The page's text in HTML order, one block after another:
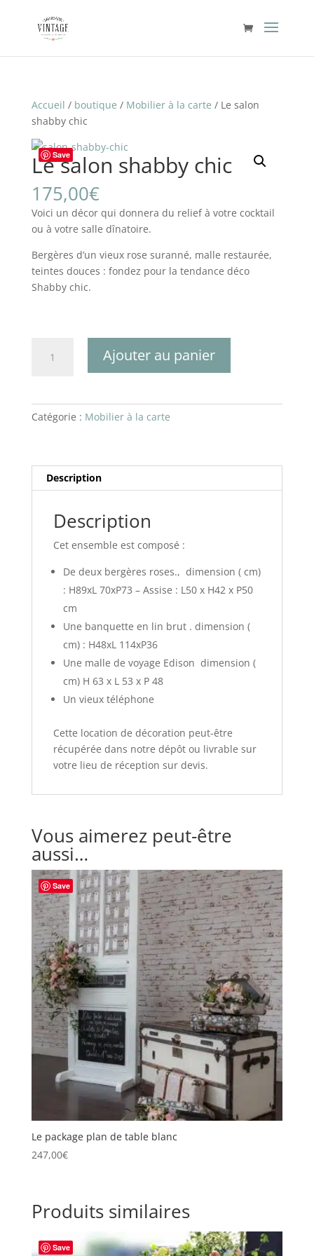
Accueil / boutique / Mobilier à la carte / Le salon
shabby chic
Save
Le salon shabby chic
175,00€
Voici un décor qui donnera du relief à votre cocktail
ou à votre salle dînatoire.
Bergères d’un vieux rose suranné, malle restaurée,
teintes douces : fondez pour la tendance déco
Shabby chic.
shabby
Ajouter au panier
Catégorie : Mobilier à la carte
Description
Description
Cet ensemble est composé :
De deux bergères roses., dimension ( cm)
: H89xL 70xP73 – Assise : L50 x H42 x P50
cm
Une banquette en lin brut . dimension (
cm) : H48xL 114xP36
Une malle de voyage Edison dimension (
cm) H 63 x L 53 x P 48
Un vieux téléphone
Cette location de décoration peut-être
récupérée dans notre dépôt ou livrable sur
votre lieu de réception sur devis.
Vous aimerez peut-être
aussi…
Save
Le package plan de table blanc
247,00€
Produits similaires
Save